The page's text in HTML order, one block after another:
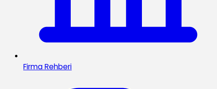
Firma Rehberi